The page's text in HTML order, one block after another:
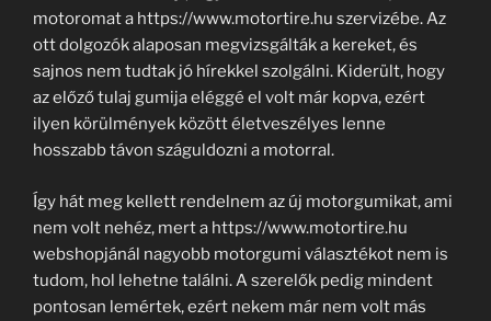
motoromat a https://www.motortire.hu szervizébe. Az
ott dolgozók alaposan megvizsgálták a kereket, és
sajnos nem tudtak jó hírekkel szolgálni. Kiderült, hogy
az előző tulaj gumija eléggé el volt már kopva, ezért
ilyen körülmények között életveszélyes lenne
hosszabb távon száguldozni a motorral.
Így hát meg kellett rendelnem az új motorgumikat, ami
nem volt nehéz, mert a https://www.motortire.hu
webshopjánál nagyobb motorgumi választékot nem is
tudom, hol lehetne találni. A szerelők pedig mindent
pontosan lemértek, ezért nekem már nem volt más